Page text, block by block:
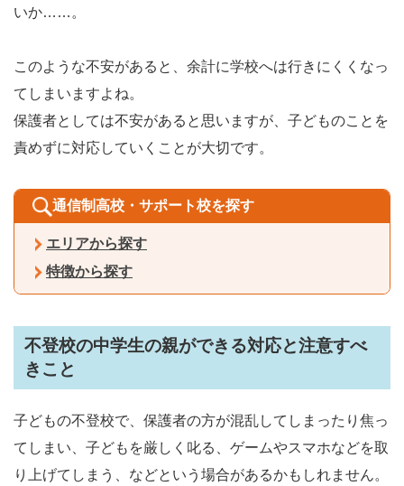
いか……。
このような不安があると、余計に学校へは行きにくくなっ
てしまいますよね。
保護者としては不安があると思いますが、子どものことを
責めずに対応していくことが大切です。
通信制高校・サポート校を探す
エリアから探す
特徴から探す
不登校の中学生の親ができる対応と注意すべ
きこと
子どもの不登校で、保護者の方が混乱してしまったり焦っ
てしまい、子どもを厳しく叱る、ゲームやスマホなどを取
り上げてしまう、などという場合があるかもしれません。